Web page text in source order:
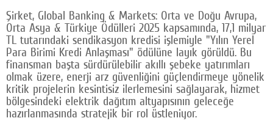
Google Plus
© 2026 TÜM HAKLARI SAKLIDIR
Şirket, Global Banking & Markets: Orta ve Doğu Avrupa,
Orta Asya & Türkiye Ödülleri 2025 kapsamında, 17,1 milyar
TL tutarındaki sendikasyon kredisi işlemiyle "Yılın Yerel
Para Birimi Kredi Anlaşması" ödülüne layık görüldü. Bu
finansman başta sürdürülebilir akıllı şebeke yatırımları
olmak üzere, enerji arz güvenliğini güçlendirmeye yönelik
kritik projelerin kesintisiz ilerlemesini sağlayarak, hizmet
bölgesindeki elektrik dağıtım altyapısının geleceğe
hazırlanmasında stratejik bir rol üstleniyor.